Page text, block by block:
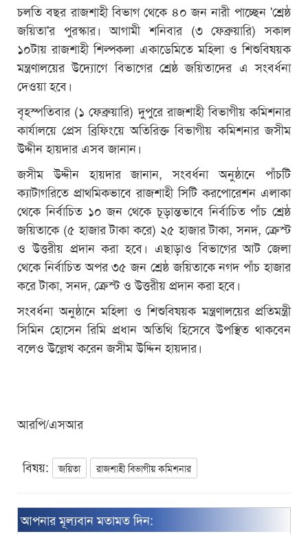
চলতি বছর রাজশাহী বিভাগ থেকে ৪০ জন নারী পাচ্ছেন 'শ্রেষ্ঠ
জয়িতা'র পুরস্কার। আগামী শনিবার (৩ ফেব্রুয়ারি) সকাল
১০টায় রাজশাহী শিল্পকলা একাডেমিতে মহিলা ও শিশুবিষয়ক
মন্ত্রণালয়ের উদ্যোগে বিভাগের শ্রেষ্ঠ জয়িতাদের এ সংবর্ধনা
দেওয়া হবে।
বৃহস্পতিবার (১ ফেব্রুয়ারি) দুপুরে রাজশাহী বিভাগীয় কমিশনার
কার্যালয়ে প্রেস ব্রিফিংয়ে অতিরিক্ত বিভাগীয় কমিশনার জসীম
উদ্দীন হায়দার এসব জানান।
জসীম উদ্দীন হায়দার জানান, সংবর্ধনা অনুষ্ঠানে পাঁচটি
ক্যাটাগরিতে প্রাথমিকভাবে রাজশাহী সিটি করপোরেশন এলাকা
থেকে নির্বাচিত ১০ জন থেকে চূড়ান্তভাবে নির্বাচিত পাঁচ শ্রেষ্ঠ
জয়িতাকে (৫ হাজার টাকা করে) ২৫ হাজার টাকা, সনদ, ক্রেস্ট
ও উত্তরীয় প্রদান করা হবে। এছাড়াও বিভাগের আট জেলা
থেকে নির্বাচিত অপর ৩৫ জন শ্রেষ্ঠ জয়িতাকে নগদ পাঁচ হাজার
করে টাকা, সনদ, ক্রেস্ট ও উত্তরীয় প্রদান করা হবে।
সংবর্ধনা অনুষ্ঠানে মহিলা ও শিশুবিষয়ক মন্ত্রণালয়ের প্রতিমন্ত্রী
সিমিন হোসেন রিমি প্রধান অতিথি হিসেবে উপস্থিত থাকবেন
বলেও উল্লেখ করেন জসীম উদ্দিন হায়দার।
আরপি/এসআর
বিষয়: জয়িতা রাজশাহী বিভাগীয় কমিশনার
আপনার মূল্যবান মতামত দিন: